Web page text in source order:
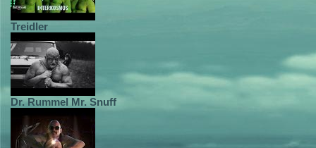
Treidler
Dr. Rummel Mr. Snuff